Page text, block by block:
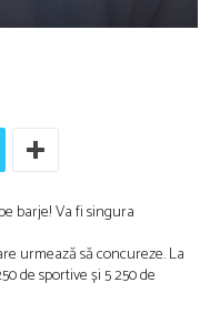
barje! Va fi singura
urmează să concureze. La
de sportive și 5 250 de